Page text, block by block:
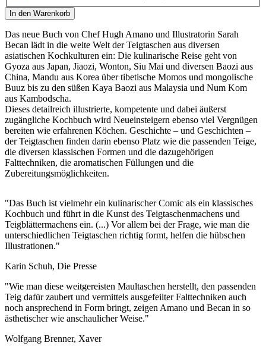
In den Warenkorb
Das neue Buch von Chef Hugh Amano und Illustratorin Sarah
Becan lädt in die weite Welt der Teigtaschen aus diversen
asiatischen Kochkulturen ein: Die kulinarische Reise geht von
Gyoza aus Japan, Jiaozi, Wonton, Siu Mai und diversen Baozi aus
China, Mandu aus Korea über tibetische Momos und mongolische
Buuz bis zu den süßen Kaya Baozi aus Malaysia und Num Kom
aus Kambodscha.
Dieses detailreich illustrierte, kompetente und dabei äußerst
zugängliche Kochbuch wird Neueinsteigern ebenso viel Vergnügen
bereiten wie erfahrenen Köchen. Geschichte – und Geschichten –
der Teigtaschen finden darin ebenso Platz wie die passenden Teige,
die diversen klassischen Formen und die dazugehörigen
Falttechniken, die aromatischen Füllungen und die
Zubereitungsmöglichkeiten.
"Das Buch ist vielmehr ein kulinarischer Comic als ein klassisches
Kochbuch und führt in die Kunst des Teigtaschenmachens und
Teigblättermachens ein. (...) Vor allem bei der Frage, wie man die
unterschiedlichen Teigtaschen richtig formt, helfen die hübschen
Illustrationen."
Karin Schuh, Die Presse
"Wie man diese weitgereisten Maultaschen herstellt, den passenden
Teig dafür zaubert und vermittels ausgefeilter Falttechniken auch
noch ansprechend in Form bringt, zeigen Amano und Becan in so
ästhetischer wie anschaulicher Weise."
Wolfgang Brenner, Xaver